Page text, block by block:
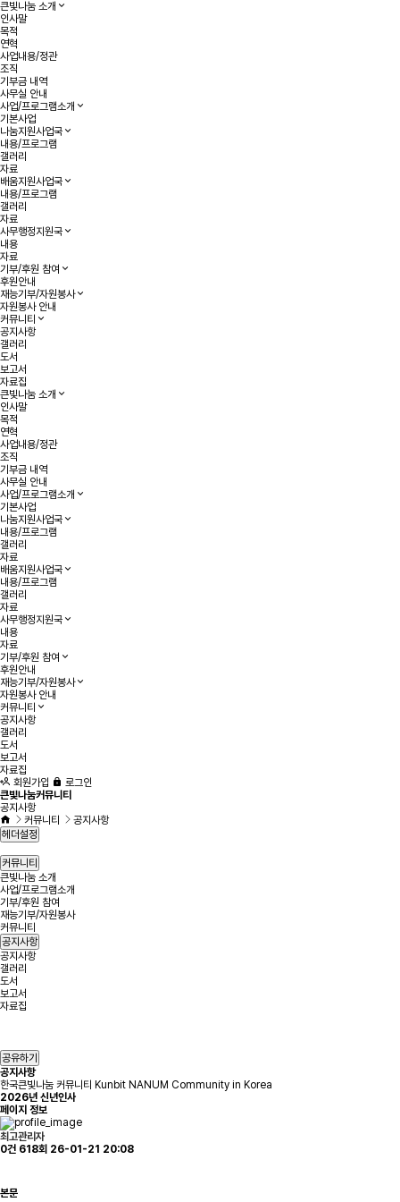
큰빛나눔 소개
인사말
목적
연혁
사업내용/정관
조직
기부금 내역
사무실 안내
사업/프로그램소개
기본사업
나눔지원사업국
내용/프로그램
갤러리
자료
배움지원사업국
내용/프로그램
갤러리
자료
사무행정지원국
내용
자료
기부/후원 참여
후원안내
재능기부/자원봉사
자원봉사 안내
커뮤니티
공지사항
갤러리
도서
보고서
자료집
큰빛나눔 소개
인사말
목적
연혁
사업내용/정관
조직
기부금 내역
사무실 안내
사업/프로그램소개
기본사업
나눔지원사업국
내용/프로그램
갤러리
자료
배움지원사업국
내용/프로그램
갤러리
자료
사무행정지원국
내용
자료
기부/후원 참여
후원안내
재능기부/자원봉사
자원봉사 안내
커뮤니티
공지사항
갤러리
도서
보고서
자료집
회원가입
로그인
큰빛나눔커뮤니티
공지사항
커뮤니티
공지사항
헤더설정
커뮤니티
큰빛나눔 소개
사업/프로그램소개
기부/후원 참여
재능기부/자원봉사
커뮤니티
공지사항
공지사항
갤러리
도서
보고서
자료집
공유하기
공지사항
한국큰빛나눔 커뮤니티 Kunbit NANUM Community in Korea
2026년 신년인사
페이지 정보
최고관리자
0건 618회 26-01-21 20:08
본문